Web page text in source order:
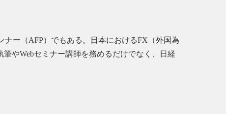
ー（AFP）でもある。日本におけるFX（外国為
やWebセミナー講師を務めるだけでなく、日経